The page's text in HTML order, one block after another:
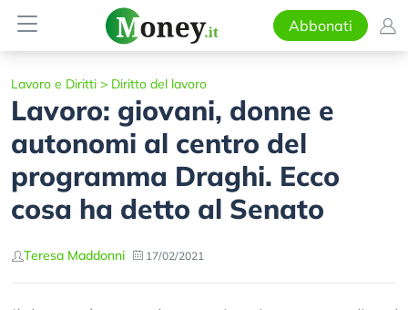
Abbonati
Lavoro e Diritti > Diritto del lavoro
Lavoro: giovani, donne e
autonomi al centro del
programma Draghi. Ecco
cosa ha detto al Senato
Teresa Maddonni 17/02/2021